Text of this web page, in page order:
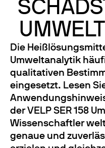
Die
Umweltanalytik
qualitativen
eingesetzt. Lesen
der VELP SER 158
Wissenschaftler
genaue und